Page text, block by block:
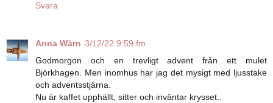
Svara
Anna Wärn 3/12/22 9:59 fm
Godmorgon och en trevligt advent från ett mulet
Björkhagen. Men inomhus har jag det mysigt med ljusstake
och adventsstjärna.
Nu är kaffet upphällt, sitter och inväntar krysset..